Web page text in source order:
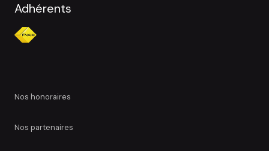
Adhérents
nos honoraires
nos partenaires